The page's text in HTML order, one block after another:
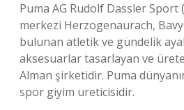
Puma AG Rudolf Dassler Sport
merkezi Herzogenaurach,
bulunan atletik ve gündelik
aksesuarlar tasarlayan ve
Alman şirketidir. Puma
spor giyim üreticisidir.